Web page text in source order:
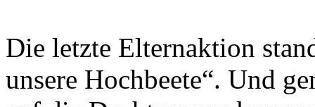
Die letzte Elternaktion
unsere Hochbeete“. Und